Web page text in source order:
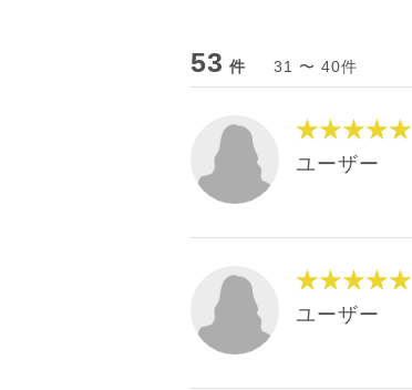
53 件 31 〜 40件
★★★★★
ユーザー
★★★★★
ユーザー